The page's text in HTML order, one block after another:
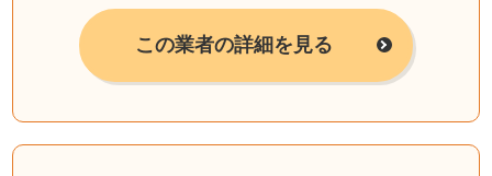
この業者の詳細を見る